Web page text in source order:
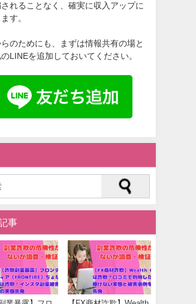
されることなく、確実に収入アップに
す。
らのためにも、まずは情報共有の場と
のLINEを追加しておいてください。
事